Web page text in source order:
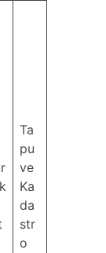
Ta
pu
ve
Ka
da
str
o